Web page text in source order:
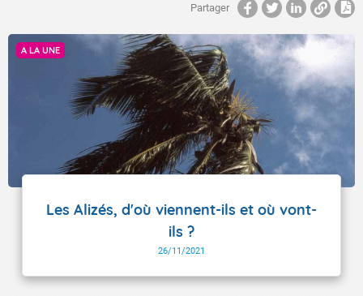
TOUS LES RÉSULTATS
Articles
Partager
A LA UNE
Les Alizés, d'où viennent-ils et où vont-
ils ?
26/11/2021